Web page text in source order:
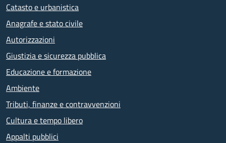
Catasto e urbanistica
Anagrafe e stato civile
Autorizzazioni
Giustizia e sicurezza pubblica
Educazione e formazione
Ambiente
Tributi, finanze e contravvenzioni
Cultura e tempo libero
Appalti pubblici